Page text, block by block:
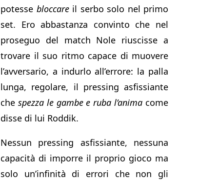
potesse bloccareil serbo solo nel primo
set. Ero abbastanza convinto che nel
proseguo del match Nole riuscisse a
trovare il suo ritmo capace di muovere
l’avversario, a indurlo all’errore: la palla
lunga, regolare, il pressing asfissiante
che spezza le gambe e ruba l’anima come
disse di lui Roddik.
Nessun pressing asfissiante, nessuna
capacità di imporre il proprio gioco ma
solo un’infinità di errori che non gli